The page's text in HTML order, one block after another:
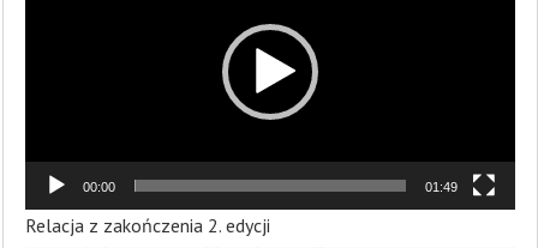
00:00 01:49
Relacja z zakończenia 2. edycji